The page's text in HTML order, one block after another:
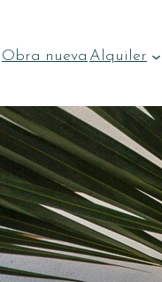
Obra nueva Alquiler